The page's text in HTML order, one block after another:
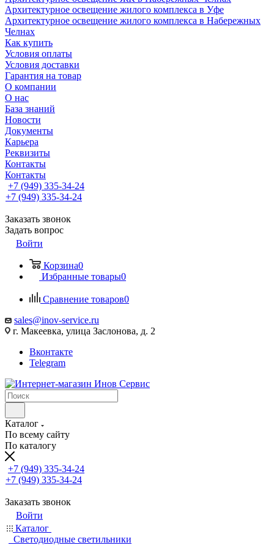
Архитектурное освещение жилого комплекса в Уфе
Архитектурное освещение жилого комплекса в Набережных
Челнах
Как купить
Условия оплаты
Условия доставки
Гарантия на товар
О компании
О нас
База знаний
Новости
Документы
Карьера
Реквизиты
Контакты
Контакты
+7 (949) 335-34-24
+7 (949) 335-34-24
Заказать звонок
Задать вопрос
Войти
Корзина0
Избранные товары0
Сравнение товаров0
sales@inov-service.ru
г. Макеевка, улица Заслонова, д. 2
Вконтакте
Telegram
Каталог
По всему сайту
По каталогу
+7 (949) 335-34-24
+7 (949) 335-34-24
Заказать звонок
Войти
Каталог
Светодиодные светильники